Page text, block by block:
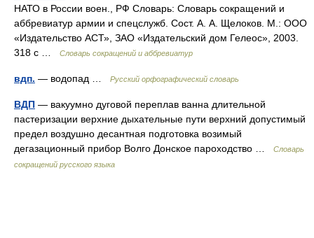
НАТО в России воен., РФ Словарь: Словарь сокращений и
аббревиатур армии и спецслужб. Сост. А. А. Щелоков. М.: ООО
«Издательство АСТ», ЗАО «Издательский дом Гелеос», 2003.
318 с …
Словарь сокращений и аббревиатур
вдп. — водопад … Русский орфографический словарь
ВДП — вакуумно дуговой переплав ванна длительной
пастеризации верхние дыхательные пути верхний допустимый
предел воздушно десантная подготовка возимый
дегазационный прибор Волго Донское пароходство …
Словарь
сокращений русского языка